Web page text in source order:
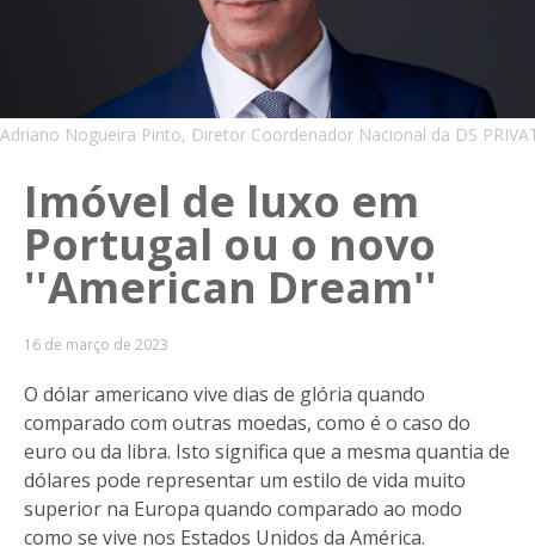
Adriano Nogueira Pinto, Diretor Coordenador Nacional da DS
Imóvel de luxo em
Portugal ou o novo
''American Dream''
16 de março de 2023
O dólar americano vive dias de glória quando
comparado com outras moedas, como é o caso do
euro ou da libra. Isto significa que a mesma quantia de
dólares pode representar um estilo de vida muito
superior na Europa quando comparado ao modo
como se vive nos Estados Unidos da América.